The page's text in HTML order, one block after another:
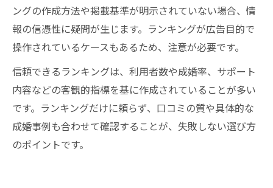
ングの作成方法や掲載基準が明示されていない場合、情
報の信憑性に疑問が生じます。ランキングが広告目的で
操作されているケースもあるため、注意が必要です。
信頼できるランキングは、利用者数や成婚率、サポート
内容などの客観的指標を基に作成されていることが多い
です。ランキングだけに頼らず、口コミの質や具体的な
成婚事例も合わせて確認することが、失敗しない選び方
のポイントです。